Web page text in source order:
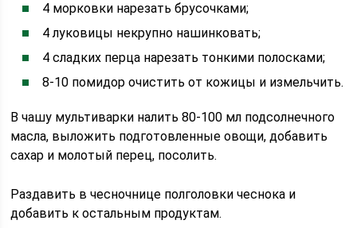
4 морковки нарезать брусочками;
4 луковицы некрупно нашинковать;
4 сладких перца нарезать тонкими полосками;
8-10 помидор очистить от кожицы и измельчить.
В чашу мультиварки налить 80-100 мл подсолнечного
масла, выложить подготовленные овощи, добавить
сахар и молотый перец, посолить.
Раздавить в чесночнице полголовки чеснока и
добавить к остальным продуктам.